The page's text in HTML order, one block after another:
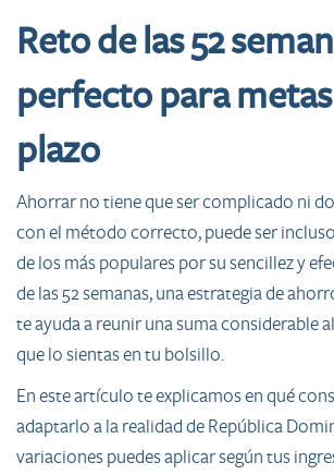
Reto de las 52
perfecto para
plazo
Ahorrar no tiene que ser complicado ni
con el método correcto, puede ser
de los más populares por su sencillez y
de las 52 semanas, una estrategia de
te ayuda a reunir una suma considerable
que lo sientas en tu bolsillo.
En este artículo te explicamos en qué
adaptarlo a la realidad de República
variaciones puedes aplicar según tus